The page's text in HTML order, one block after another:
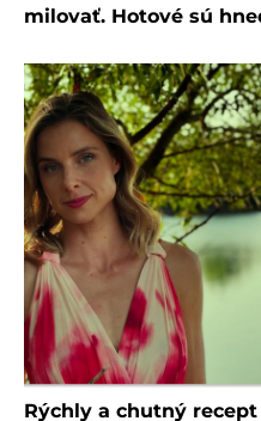
milovať. Hotové sú
Rýchly a chutný